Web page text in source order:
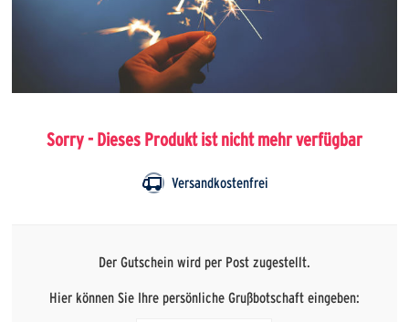
Sorry - Dieses Produkt ist nicht mehr verfügbar
Versandkostenfrei
Der Gutschein wird per Post zugestellt.
Hier können Sie Ihre persönliche Grußbotschaft eingeben: